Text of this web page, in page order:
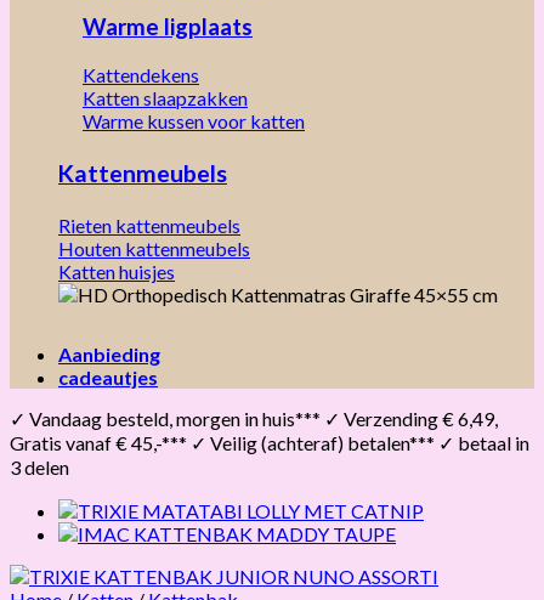
Warme ligplaats
Kattendekens
Katten slaapzakken
Warme kussen voor katten
Kattenmeubels
Rieten kattenmeubels
Houten kattenmeubels
Katten huisjes
Aanbieding
cadeautjes
✓ Vandaag besteld, morgen in huis*** ✓ Verzending € 6,49,
Gratis vanaf € 45,-*** ✓ Veilig (achteraf) betalen*** ✓ betaal in
3 delen